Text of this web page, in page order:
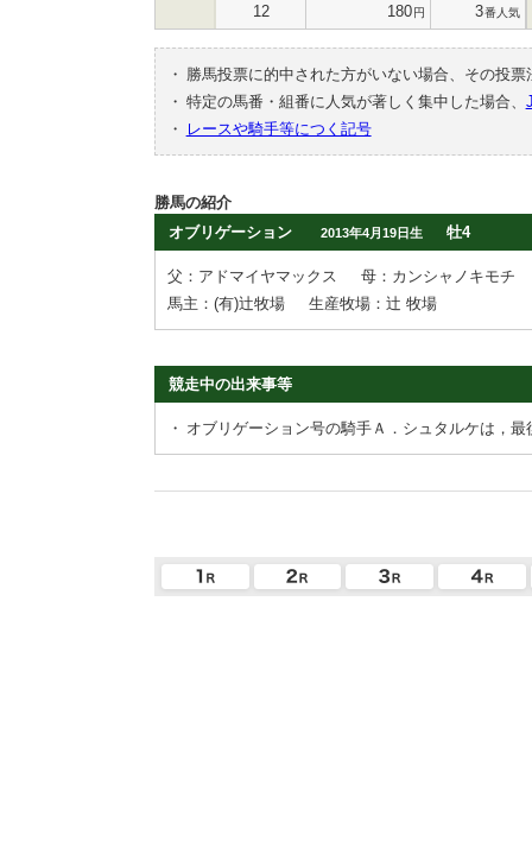
12 180円 3番人気
・
勝馬投票に的中された方がいない場合、その投
・ 特定の馬番・組番に人気が著しく集中した場合、
・
レースや騎手等につく記号
勝馬の紹介
オブリゲーション
2013年4月19日生 牡4
父：アドマイヤマックス
母：カンシャノキモチ
馬主：(有)辻牧場
生産牧場：辻 牧場
競走中の出来事等
・ オブリゲーション号の騎手Ａ．シュタルケは，